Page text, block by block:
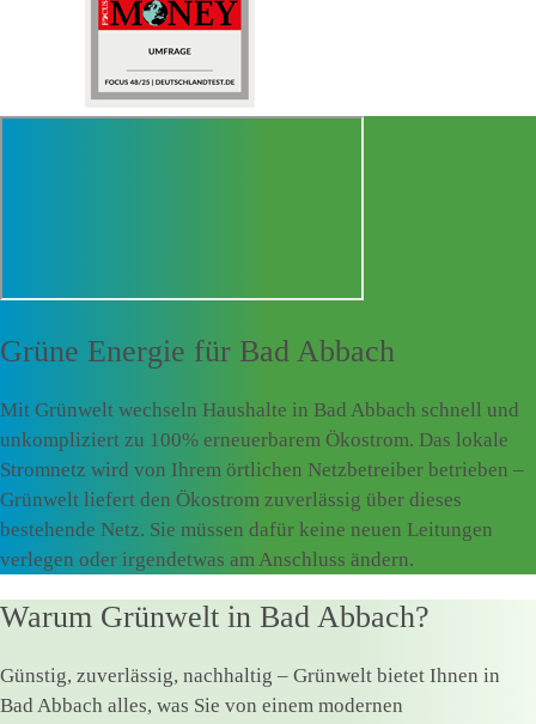
Grüne Energie für Bad Abbach
Mit Grünwelt wechseln Haushalte in Bad Abbach schnell und
unkompliziert zu 100% erneuerbarem Ökostrom. Das lokale
Stromnetz wird von Ihrem örtlichen Netzbetreiber betrieben –
Grünwelt liefert den Ökostrom zuverlässig über dieses
bestehende Netz. Sie müssen dafür keine neuen Leitungen
verlegen oder irgendetwas am Anschluss ändern.
Warum Grünwelt in Bad Abbach?
Günstig, zuverlässig, nachhaltig – Grünwelt bietet Ihnen in
Bad Abbach alles, was Sie von einem modernen